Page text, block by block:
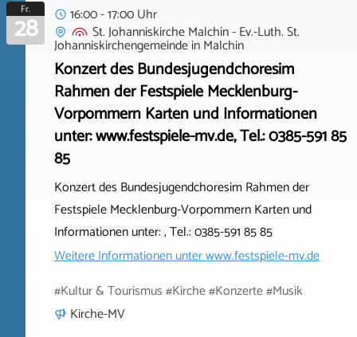
Fr.
28
16:00 - 17:00 Uhr
St. Johanniskirche Malchin - Ev.-Luth. St.
JohanniskirchengemeindeinMalchin
Konzert des Bundesjugendchoresim
Rahmen der Festspiele Mecklenburg-
Vorpommern Karten und Informationen
unter: www.festspiele-mv.de, Tel.: 0385-591 85
85
Konzert des Bundesjugendchoresim Rahmen der
Festspiele Mecklenburg-Vorpommern Karten und
Informationen unter: , Tel.: 0385-591 85 85
Weitere Informationen unterwww.festspiele-mv.de
#Kultur & Tourismus #Kirche #Konzerte #Musik
Kirche-MV